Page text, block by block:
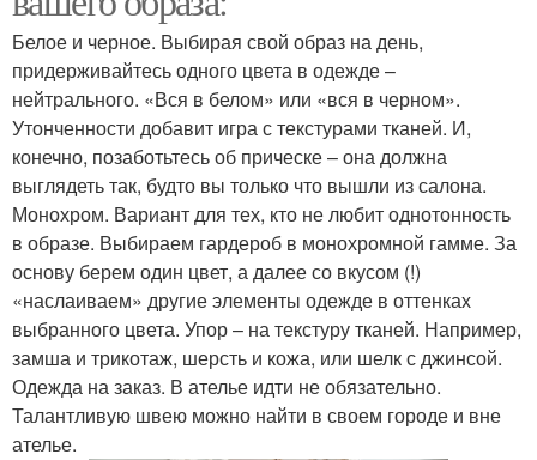
Белое и черное. Выбирая свой образ на день,
придерживайтесь одного цвета в одежде –
нейтрального. «Вся в белом» или «вся в черном».
Утонченности добавит игра с текстурами тканей. И,
конечно, позаботьтесь об прическе – она должна
выглядеть так, будто вы только что вышли из салона.
Монохром. Вариант для тех, кто не любит однотонность
в образе. Выбираем гардероб в монохромной гамме. За
основу берем один цвет, а далее со вкусом (!)
«наслаиваем» другие элементы одежде в оттенках
выбранного цвета. Упор – на текстуру тканей. Например,
замша и трикотаж, шерсть и кожа, или шелк с джинсой.
Одежда на заказ. В ателье идти не обязательно.
Талантливую швею можно найти в своем городе и вне
ателье.